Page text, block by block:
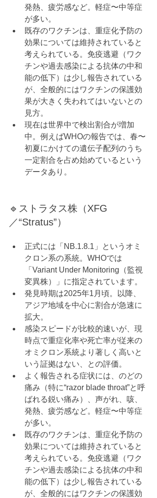
発熱、疲労感など。軽症〜中等症
が多い。
既存のワクチンは、重症化予防の
効果については維持されていると
考えられている。免疫逃避（ワク
チンや過去感染による抗体の中和
能の低下）は少し報告されている
が、全般的にはワクチンの保護効
果が大きく失われてはいないとの
見方。
現在は世界中で検出割合が増加
中。例えばWHOの報告では、春〜
初夏にかけての遺伝子配列のうち
一定割合を占め始めているという
データあり。
🔹ストラタス株（XFG
／“Stratus”）
正式には「NB.1.8.1」というオミ
クロン系の系統。WHOでは
「Variant Under Monitoring（監視
変異株）」に指定されています。
発見時期は2025年1月頃。以降、
アジア地域を中心に割合が急速に
拡大。
感染スピードが比較的速いが、現
時点で重症化率や死亡率が従来の
オミクロン系統より著しく高いと
いう証拠はない、との評価。
よく報告される症状には、のどの
痛み（特に“razor blade throat”と呼
ばれる鋭い痛み）、声がれ、咳、
発熱、疲労感など。軽症〜中等症
が多い。
既存のワクチンは、重症化予防の
効果については維持されていると
考えられている。免疫逃避（ワク
チンや過去感染による抗体の中和
能の低下）は少し報告されている
が、全般的にはワクチンの保護効